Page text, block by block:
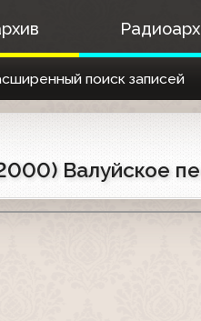
поиск записей
Валуйское